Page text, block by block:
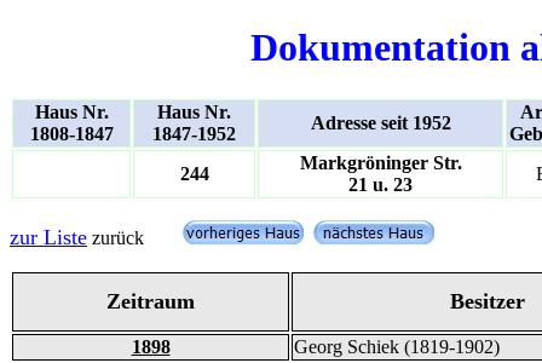
Dokumentation
Haus Nr.
1808-1847
Haus Nr.
1847-1952
Adresse seit 1952
244
Markgröninger Str.
21 u. 23
zur Liste zurück
Zeitraum Besitzer
1898
Georg Schiek (1819-1902)